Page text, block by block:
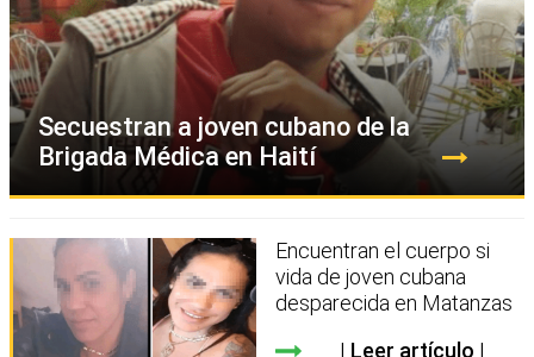
Secuestran a joven cubano de la
Brigada Médica en Haití
Encuentran el cuerpo si
vida de joven cubana
desparecida en Matanzas
Leer artículo